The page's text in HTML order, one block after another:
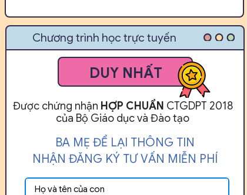
Chương trình học trực tuyến
DUY NHẤT
Được chứng nhận HỢP CHUẨN CTGDPT 2018
của Bộ Giáo dục và Đào tạo
BA MẸ ĐỂ LẠI THÔNG TIN
NHẬN ĐĂNG KÝ TƯ VẤN MIỄN PHÍ